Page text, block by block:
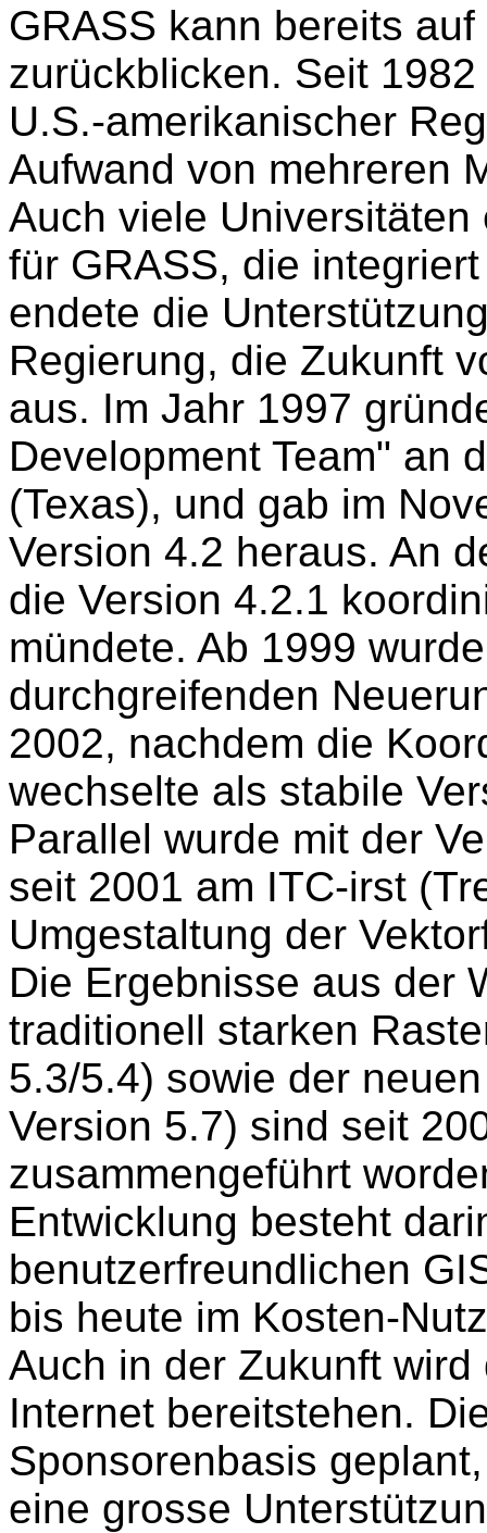
GRASS kann bereits
zurückblicken. Seit
U.S.-amerikanischer
Aufwand von mehreren
Auch viele
für GRASS, die
endete die
Regierung, die Zukunft
aus. Im Jahr 1997
Development Team" an
(Texas), und gab im
Version 4.2 heraus. An
die Version 4.2.1
mündete. Ab 1999
durchgreifenden
2002, nachdem die
wechselte als stabile
Parallel wurde mit der
seit 2001 am ITC-irst
Umgestaltung der
Die Ergebnisse aus der
traditionell starken
5.3/5.4) sowie der
Version 5.7) sind seit
zusammengeführt
Entwicklung besteht
benutzerfreundlichen
bis heute im Kosten-
Auch in der Zukunft
Internet bereitstehen.
Sponsorenbasis
eine grosse